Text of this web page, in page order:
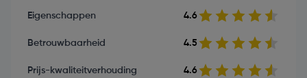
Eigenschappen 4.6
Betrouwbaarheid 4.5
Prijs-kwaliteitverhouding 4.6